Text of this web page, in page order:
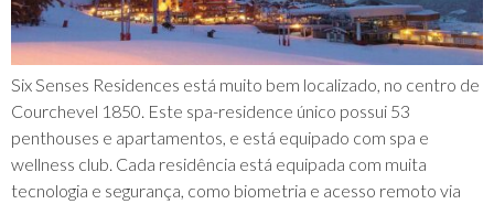
Six Senses Residences está muito bem localizado, no centro de
Courchevel 1850. Este spa-residence único possui 53
penthouses e apartamentos, e está equipado com spa e
wellness club. Cada residência está equipada com muita
tecnologia e segurança, como biometria e acesso remoto via